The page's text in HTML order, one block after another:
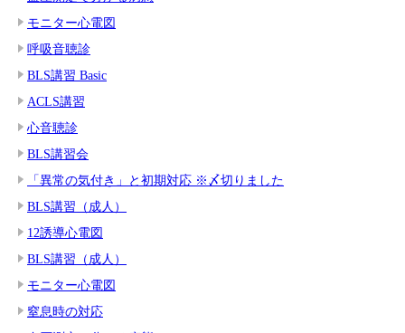
モニター心電図
呼吸音聴診
BLS講習 Basic
ACLS講習
心音聴診
BLS講習会
「異常の気付き」と初期対応 ※〆切りました
BLS講習（成人）
12誘導心電図
BLS講習（成人）
モニター心電図
窒息時の対応